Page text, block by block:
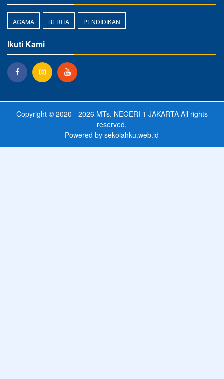
AGAMA BERITA PENDIDIKAN
Ikuti Kami
Copyright © 2020 - 2026 MTs. NEGERI 1 JAKARTAAll rights
reserved.
Powered by sekolahku.web.id